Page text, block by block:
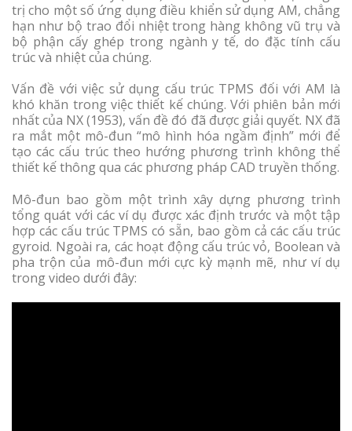
trị cho một số ứng dụng điều khiển sử dụng AM, chẳng
hạn như bộ trao đổi nhiệt trong hàng không vũ trụ và
bộ phận cấy ghép trong ngành y tế, do đặc tính cấu
trúc và nhiệt của chúng.
Vấn đề với việc sử dụng cấu trúc TPMS đối với AM là
khó khăn trong việc thiết kế chúng. Với phiên bản mới
nhất của NX (1953), vấn đề đó đã được giải quyết. NX đã
ra mắt một mô-đun “mô hình hóa ngầm định” mới để
tạo các cấu trúc theo hướng phương trình không thể
thiết kế thông qua các phương pháp CAD truyền thống.
Mô-đun bao gồm một trình xây dựng phương trình
tổng quát với các ví dụ được xác định trước và một tập
hợp các cấu trúc TPMS có sẵn, bao gồm cả các cấu trúc
gyroid. Ngoài ra, các hoạt động cấu trúc vỏ, Boolean và
pha trộn của mô-đun mới cực kỳ mạnh mẽ, như ví dụ
trong video dưới đây: